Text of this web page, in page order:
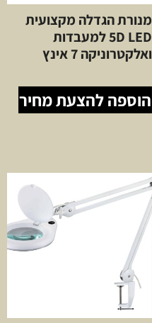
מנורת הגדלה מקצועית
5D LED למעבדות
ואלקטרוניקה 7 אינץ
הוספה להצעת מחיר